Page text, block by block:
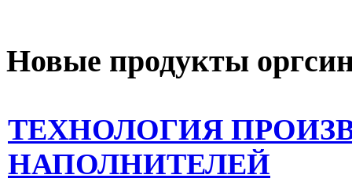
Новые продукты
ТЕХНОЛОГИЯ
НАПОЛНИТЕЛЕЙ